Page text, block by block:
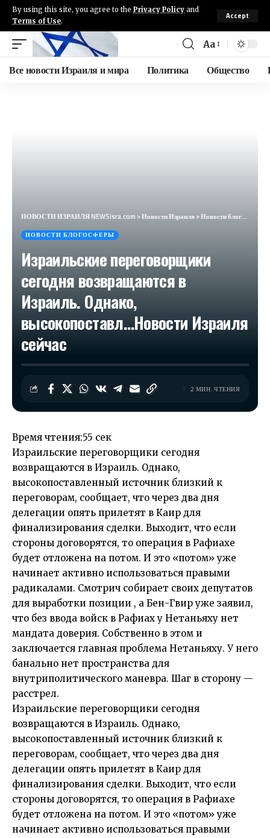
By using this site, you agree to the Privacy Policy and
Terms of Use.
Accept
Aa
Все новости Израиля и мира Политика Общество
НОВОСТИ ИЗРАИЛЯ NEWSisra.com >Новости Израиля>Новости блогосферы
НОВОСТИ БЛОГОСФЕРЫ
Израильские переговорщики
сегодня возвращаются в
Израиль. Однако,
высокопоставл…​Новости Израиля
сейчас
2 МИН. ЧТЕНИЯ
Время чтения:55 сек
Израильские переговорщики сегодня
возвращаются в Израиль. Однако,
высокопоставленный источник близкий к
переговорам, сообщает, что через два дня
делегации опять прилетят в Каир для
финализирования сделки. Выходит, что если
стороны договорятся, то операция в Рафиахе
будет отложена на потом. И это «потом» уже
начинает активно использоваться правыми
радикалами. Смотрич собирает своих депутатов
для выработки позиции , а Бен-Гвир уже заявил,
что без ввода войск в Рафиах у Нетаньяху нет
мандата доверия. Собственно в этом и
заключается главная проблема Нетаньяху. У него
банально нет пространства для
внутриполитического маневра. Шаг в сторону —
расстрел.
Израильские переговорщики сегодня
возвращаются в Израиль. Однако,
высокопоставленный источник близкий к
переговорам, сообщает, что через два дня
делегации опять прилетят в Каир для
финализирования сделки. Выходит, что если
стороны договорятся, то операция в Рафиахе
будет отложена на потом. И это «потом» уже
начинает активно использоваться правыми